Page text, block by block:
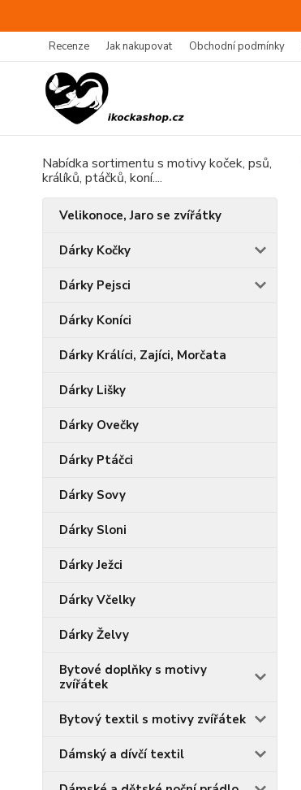
Recenze Jak nakupovat Obchodní podmínky
Nabídka sortimentu s motivy koček, psů,
králíků, ptáčků, koní....
Velikonoce, Jaro se zvířátky
Dárky Kočky
Dárky Pejsci
Dárky Koníci
Dárky Králíci, Zajíci, Morčata
Dárky Lišky
Dárky Ovečky
Dárky Ptáčci
Dárky Sovy
Dárky Sloni
Dárky Ježci
Dárky Včelky
Dárky Želvy
Bytové doplňky s motivy
zvířátek
Bytový textil s motivy zvířátek
Dámský a dívčí textil